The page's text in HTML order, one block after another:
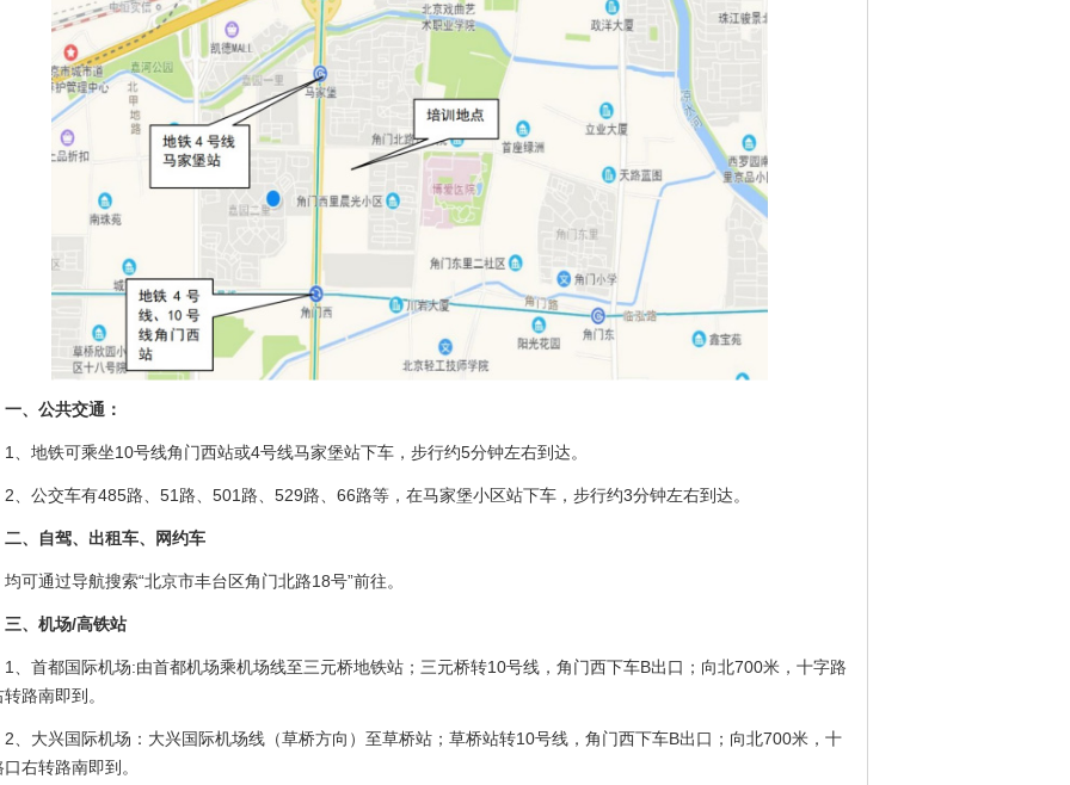
一、公共交通：
1、地铁可乘坐10号线角门西站或4号线马家堡站下车，步行约5分钟左右到达。
2、公交车有485路、51路、501路、529路、66路等，在马家堡小区站下车，步行约3分钟左右到达。
二、自驾、出租车、网约车
均可通过导航搜索“北京市丰台区角门北路18号”前往。
三、机场/高铁站
1、首都国际机场:由首都机场乘机场线至三元桥地铁站；三元桥转10号线，角门西下车B出口；向北700米，十字路
转路南即到。
2、大兴国际机场：大兴国际机场线（草桥方向）至草桥站；草桥站转10号线，角门西下车B出口；向北700米，十
右转路南即到。